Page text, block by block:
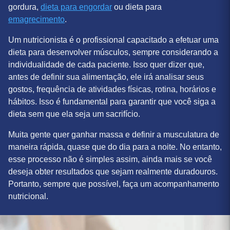
acompanhamento de um nutricionista para qualquer tipo
de dieta, seja dieta para definição muscular e perda de
emagrecimento.
Um nutricionista é o profissional capacitado a efetuar uma
dieta para desenvolver músculos, sempre considerando a
individualidade de cada paciente. Isso quer dizer que,
antes de definir sua alimentação, ele irá analisar seus
gostos, frequência de atividades físicas, rotina, horários e
dieta sem que ela seja um sacrifício.
Muita gente quer ganhar massa e definir a musculatura de
maneira rápida, quase que do dia para a noite. No entanto,
esse processo não é simples assim, ainda mais se você
deseja obter resultados que sejam realmente duradouros.
nutricional.